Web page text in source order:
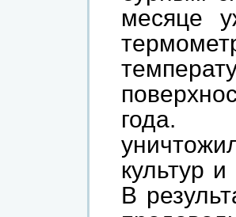
месяце
года.
культур
В